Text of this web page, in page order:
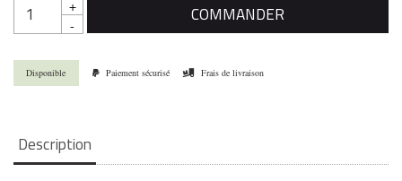
GRUSINII
1225
COMMANDER
Disponible Paiement sécurisé Frais de livraison
Description